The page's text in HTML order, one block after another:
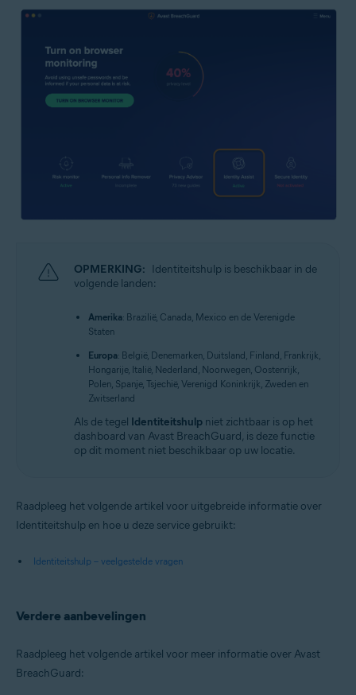
OPMERKING: Identiteitshulp is beschikbaar in de
volgende landen:
Amerika: Brazilië, Canada, Mexico en de Verenigde
Staten
Europa: België, Denemarken, Duitsland, Finland, Frankrijk,
Hongarije, Italië, Nederland, Noorwegen, Oostenrijk,
Polen, Spanje, Tsjechië, Verenigd Koninkrijk, Zweden en
Zwitserland
Als de tegel Identiteitshulp niet zichtbaar is op het
dashboard van Avast BreachGuard, is deze functie
op dit moment niet beschikbaar op uw locatie.
Raadpleeg het volgende artikel voor uitgebreide informatie over
Identiteitshulp en hoe u deze service gebruikt:
Identiteitshulp – veelgestelde vragen
Verdere aanbevelingen
Raadpleeg het volgende artikel voor meer informatie over Avast
BreachGuard: